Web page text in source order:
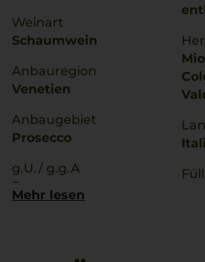
Weinart
Schaumwein
Anbauregion
Venetien
Anbaugebiet
Prosecco
g.U./ g.g.A
Prosecco
Mehr lesen